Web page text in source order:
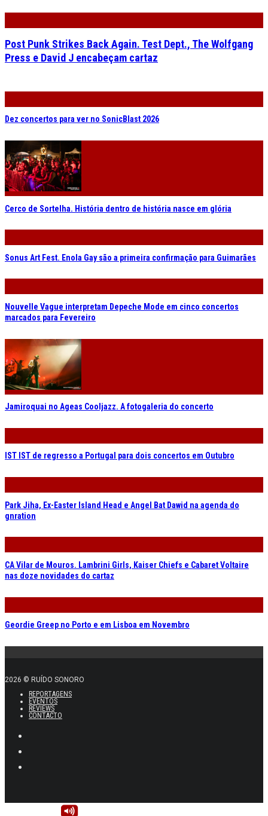
Post Punk Strikes Back Again. Test Dept., The Wolfgang
Press e David J encabeçam cartaz
Dez concertos para ver no SonicBlast 2026
Cerco de Sortelha. História dentro de história nasce em glória
Sonus Art Fest. Enola Gay são a primeira confirmação para Guimarães
Nouvelle Vague interpretam Depeche Mode em cinco concertos
marcados para Fevereiro
Jamiroquai no Ageas Cooljazz. A fotogaleria do concerto
IST IST de regresso a Portugal para dois concertos em Outubro
Park Jiha, Ex-Easter Island Head e Angel Bat Dawid na agenda do
gnration
CA Vilar de Mouros. Lambrini Girls, Kaiser Chiefs e Cabaret Voltaire
nas doze novidades do cartaz
Geordie Greep no Porto e em Lisboa em Novembro
2026 © RUÍDO SONORO
REPORTAGENS
EVENTOS
REVIEWS
CONTACTO